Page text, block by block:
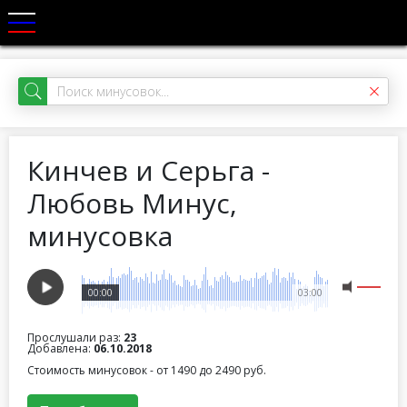
Кинчев и Серьга -
Любовь Минус,
минусовка
03:00
00:00
Прослушали раз: 23
Добавлена: 06.10.2018
Стоимость минусовок - от 1490 до 2490 руб.